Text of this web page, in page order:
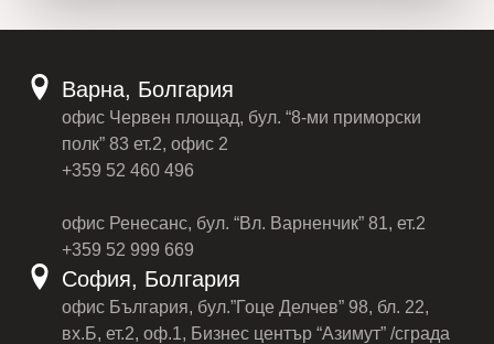
Варна, Болгария
офис Червен площад, бул. “8-ми приморски
полк” 83 ет.2, офис 2
+359 52 460 496
офис Ренесанс, бул. “Вл. Варненчик” 81, ет.2
+359 52 999 669
София, Болгария
офис България, бул.”Гоце Делчев” 98, бл. 22,
вх.Б, ет.2, оф.1, Бизнес център “Азимут” /сграда